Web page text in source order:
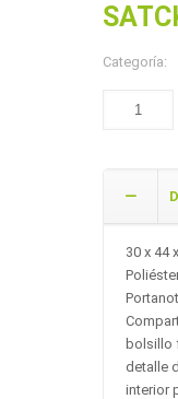
Categoría:
30 x 44
bolsillo
detalle
interior